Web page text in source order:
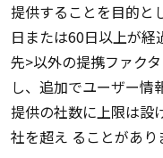
提供することを目的と
日または60日以上が
先>以外の提携ファク
し、追加でユーザー情
提供の社数に上限は設
社を超え ることがあり